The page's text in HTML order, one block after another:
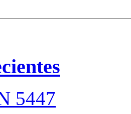
5447